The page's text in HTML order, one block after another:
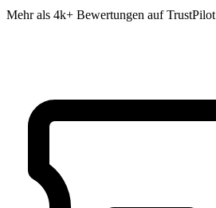
Mehr als 4k+ Bewertungen auf TrustPilot